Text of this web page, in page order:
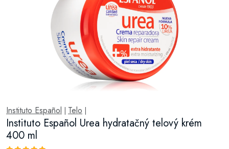
Instituto Español Telo
Instituto Español Urea hydratačný telový krém
400 ml